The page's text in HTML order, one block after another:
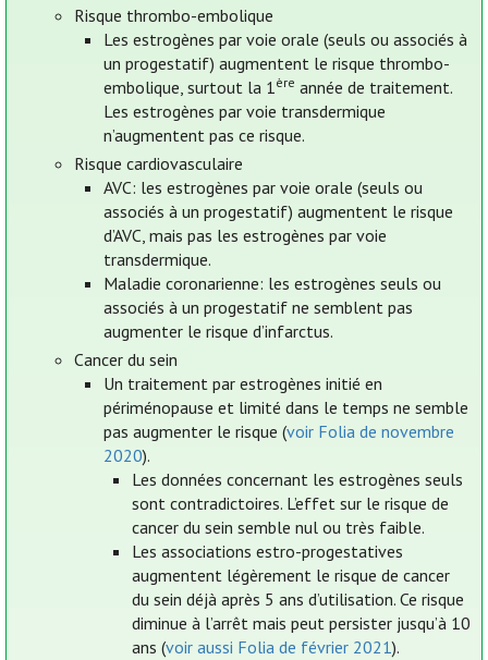
Risque thrombo-embolique
Les estrogènes par voie orale (seuls ou associés à
un progestatif) augmentent le risque thrombo-
embolique, surtout la 1ère année de traitement.
Les estrogènes par voie transdermique
n’augmentent pas ce risque.
Risque cardiovasculaire
AVC: les estrogènes par voie orale (seuls ou
associés à un progestatif) augmentent le risque
d’AVC, mais pas les estrogènes par voie
transdermique.
Maladie coronarienne: les estrogènes seuls ou
associés à un progestatif ne semblent pas
augmenter le risque d’infarctus.
Cancer du sein
Un traitement par estrogènes initié en
périménopause et limité dans le temps ne semble
pas augmenter le risque (voir Folia de novembre
2020).
Les données concernant les estrogènes seuls
sont contradictoires. L’effet sur le risque de
cancer du sein semble nul ou très faible.
Les associations estro-progestatives
augmentent légèrement le risque de cancer
du sein déjà après 5 ans d’utilisation. Ce risque
diminue à l’arrêt mais peut persister jusqu’à 10
ans (voir aussi Folia de février 2021).